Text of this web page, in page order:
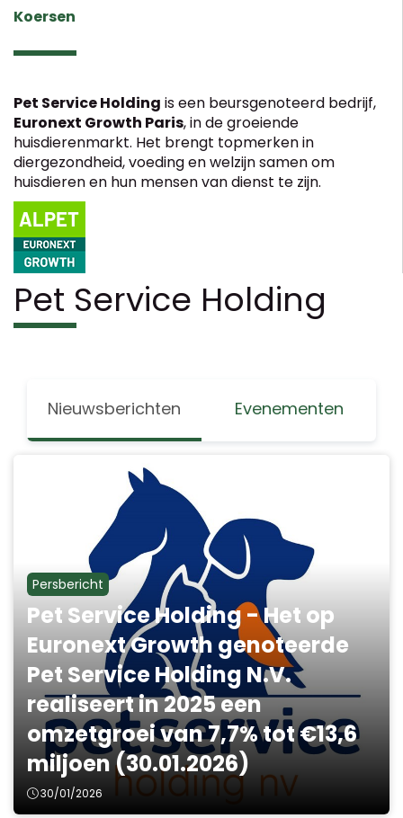
Koersen
Pet Service Holding is een beursgenoteerd bedrijf,
Euronext Growth Paris, in de groeiende
huisdierenmarkt. Het brengt topmerken in
diergezondheid, voeding en welzijn samen om
huisdieren en hun mensen van dienst te zijn.
Pet Service Holding
Nieuwsberichten Evenementen
Persbericht
Pet Service Holding - Het op
Euronext Growth genoteerde
Pet Service Holding N.V.
realiseert in 2025 een
omzetgroei van 7,7% tot €13,6
miljoen (30.01.2026)
30/01/2026